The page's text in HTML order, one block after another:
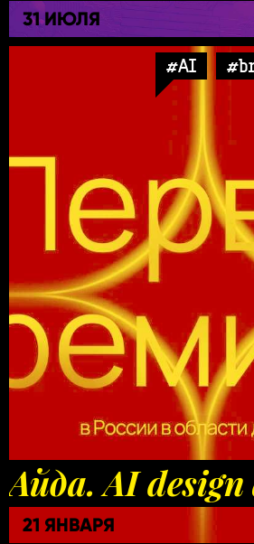
31 ИЮЛЯ
#AI
Айда. AI
21 ЯНВАРЯ